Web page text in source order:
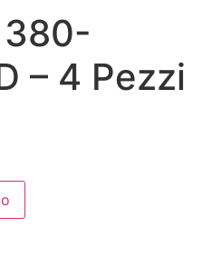
380-
– 4 Pezzi